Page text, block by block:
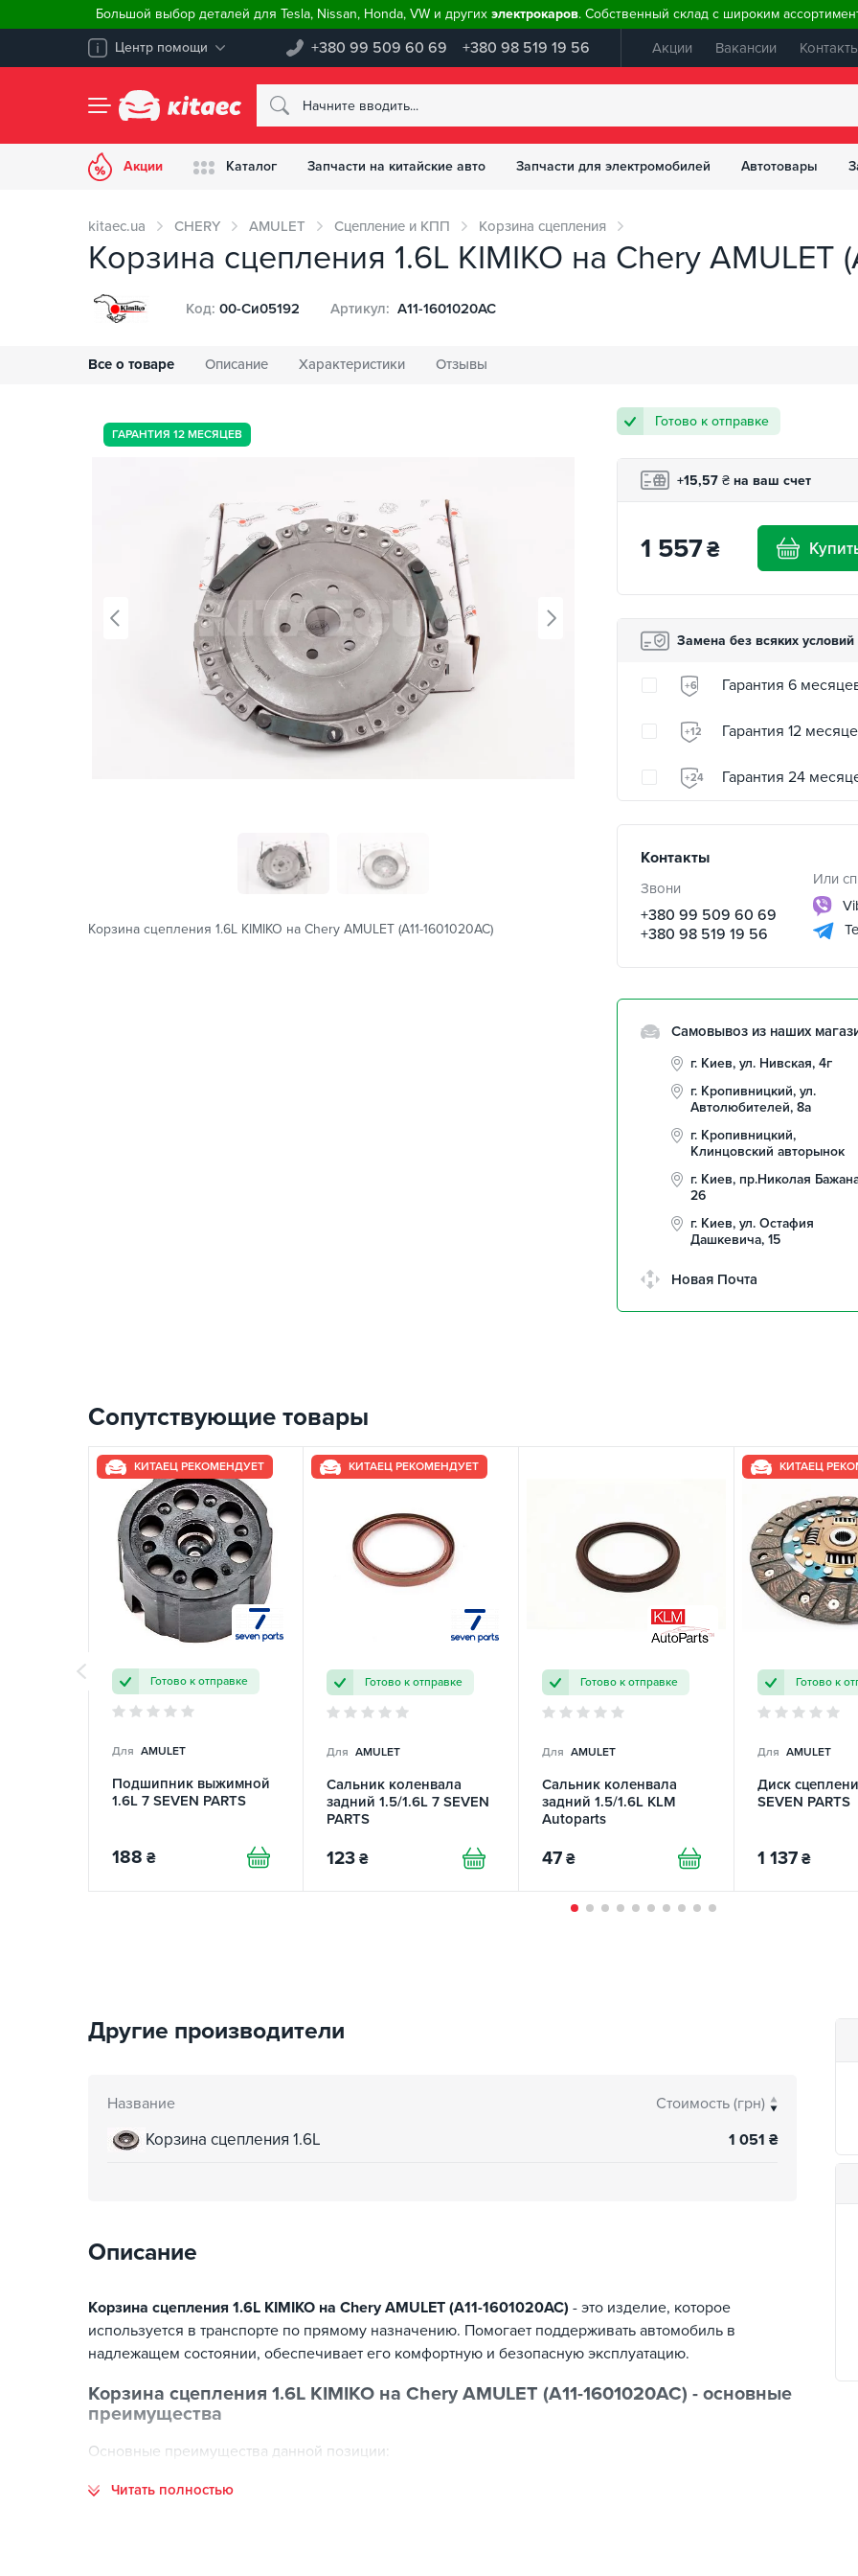
Большой выбор деталей для Tesla, Nissan, Honda, VW и других электрокаров. Собственный склад с широким
Центр помощи +380 99 509 60 69 +380 98 519 19 56 Акции Вакансии
Акции Каталог Запчасти на китайские авто Запчасти для электромобилей Автотовары
kitaec.ua CHERY AMULET Сцепление и КПП Корзина сцепления
Корзина сцепления 1.6L KIMIKO на Chery AMULET
Все о товаре Описание Характеристики Отзывы
Код: 00-Си05192 Артикул: A11-1601020AC
ГАРАНТИЯ 12 МЕСЯЦЕВ
Корзина сцепления 1.6L KIMIKO на Chery AMULET (A11-1601020AC)
Готово к отправке
+15,57 ₴ на ваш счет
1 557₴
Замена без всяких условий
+6 Гарантия 6
+12 Гарантия 12
+24 Гарантия 24
Контакты
Звони
+380 99 509 60 69
+380 98 519 19 56
Или
Самовывоз из наших
г. Киев, ул. Нивская, 4г
г. Кропивницкий, ул.
Автолюбителей, 8а
г. Кропивницкий,
Клинцовский авторынок
г. Киев, пр.Николая
26
г. Киев, ул. Остафия
Дашкевича, 15
Новая Почта
Сопутствующие товары
КИТАЕЦ РЕКОМЕНДУЕТ
Готово к отправке
Для AMULET
Подшипник выжимной
1.6L 7 SEVEN PARTS
188 ₴
КИТАЕЦ РЕКОМЕНДУЕТ
Готово к отправке
Для AMULET
Сальник коленвала
задний 1.5/1.6L 7 SEVEN
PARTS
123 ₴
Готово к отправке
Для AMULET
Сальник коленвала
задний 1.5/1.6L KLM
Autoparts
47 ₴
КИТАЕЦ
Готово к
Для AMULET
Диск
SEVEN PARTS
1 137 ₴
Другие производители
Название Стоимость (грн)
Корзина сцепления 1.6L 1 051 ₴
Описание
Корзина сцепления 1.6L KIMIKO на Chery AMULET (A11-1601020AC) - это изделие, которое
используется в транспорте по прямому назначению. Помогает поддерживать автомобиль в
надлежащем состоянии, обеспечивает его комфортную и безопасную эксплуатацию.
Корзина сцепления 1.6L KIMIKO на Chery AMULET (A11-1601020AC) - основные
преимущества
Основные преимущества данной позиции:
соответствие стандартам изготовления;
Читать полностью